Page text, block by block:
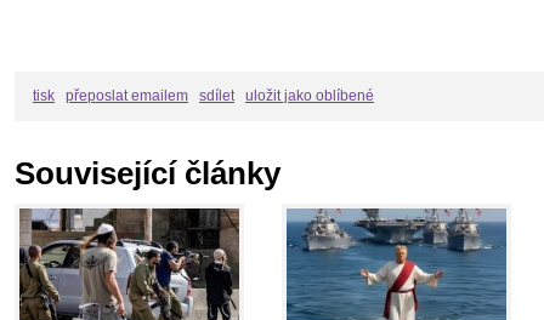
tisk přeposlat emailem sdílet uložit jako oblíbené
Související články